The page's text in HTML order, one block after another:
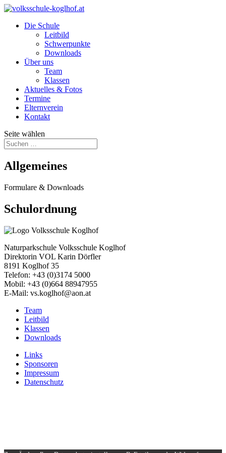
Die Schule
Leitbild
Schwerpunkte
Downloads
Über uns
Team
Klassen
Aktuelles & Fotos
Termine
Elternverein
Kontakt
Seite wählen
Allgemeines
Formulare & Downloads
Schulordnung
Naturparkschule Volksschule Koglhof
Direktorin VOL Karin Dörfler
8191 Koglhof 35
Telefon: +43 (0)3174 5000
Mobil: +43 (0)664 88947955
E-Mail: vs.koglhof@aon.at
Team
Leitbild
Klassen
Downloads
Links
Sponsoren
Impressum
Datenschutz